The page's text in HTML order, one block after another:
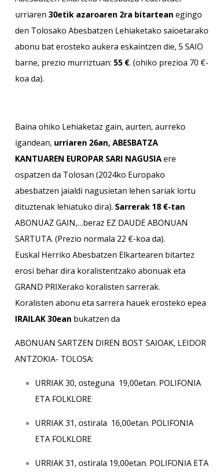
urriaren 30etik azaroaren 2ra bitartean egingo
den Tolosako Abesbatzen Lehiaketako saioetarako
abonu bat erosteko aukera eskaintzen die, 5 SAIO
barne, prezio murriztuan: 55 €. (ohiko prezioa 70 €-
koa da).
Baina ohiko Lehiaketaz gain, aurten, aurreko
igandean, urriaren 26an, ABESBATZA
KANTUAREN EUROPAR SARI NAGUSIAere
ospatzen da Tolosan (2024ko Europako
abesbatzen jaialdi nagusietan lehen sariak lortu
dituztenak lehiatuko dira). Sarrerak 18 €-tan
ABONUAZ GAIN,…beraz EZ DAUDE ABONUAN
SARTUTA. (Prezio normala 22 €-koa da).
Euskal Herriko Abesbatzen Elkartearen bitartez
erosi behar dira koralistentzako abonuak eta
GRAND PRIXerako koralisten sarrerak.
Koralisten abonu eta sarrera hauek erosteko epea
IRAILAK 30ean bukatzen da
ABONUAN SARTZEN DIREN BOST SAIOAK, LEIDOR
ANTZOKIA- TOLOSA:
URRIAK 30, osteguna 19,00etan. POLIFONIA
ETA FOLKLORE
URRIAK 31, ostirala 16,00etan. POLIFONIA
ETA FOLKLORE
URRIAK 31, ostirala 19,00etan. POLIFONIA ETA